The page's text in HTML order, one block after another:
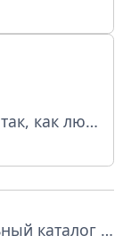
так, как люблю его я?» Заинтересовало предложение? Пишете: https://t.me/ashap30
© 2026 TgramSearch – неофициальный каталог и поиск по Telegram каналам.